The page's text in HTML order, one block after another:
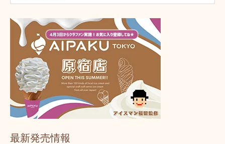
最新発売情報